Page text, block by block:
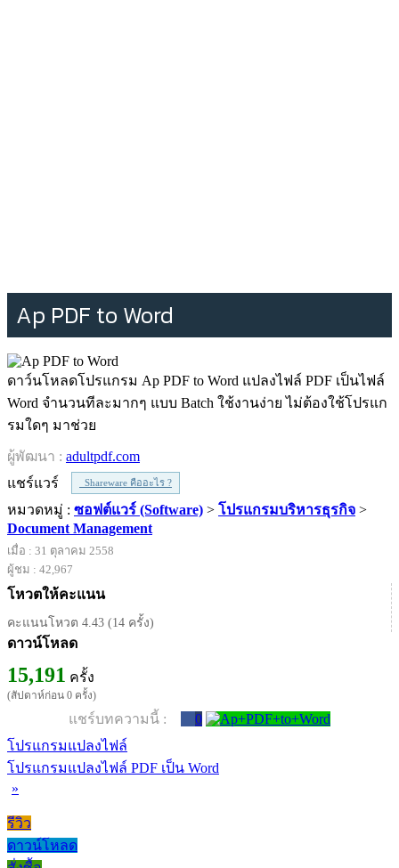
Ap PDF to Word
ดาว์นโหลดโปรแกรม Ap PDF to Word แปลงไฟล์ PDF เป็นไฟล์
Word จำนวนทีละมากๆ แบบ Batch ใช้งานง่าย ไม่ต้องใช้โปรแก
รมใดๆ มาช่วย
ผู้พัฒนา : adultpdf.com
แชร์แวร์
Shareware คืออะไร ?
หมวดหมู่ : ซอฟต์แวร์ (Software) > โปรแกรมบริหารธุรกิจ >
Document Management
เมื่อ : 31 ตุลาคม 2558
ผู้ชม : 42,967
โหวตให้คะแนน
คะแนนโหวต 4.43 (14 ครั้ง)
ดาวน์โหลด
15,191 ครั้ง
(สัปดาห์ก่อน 0 ครั้ง)
แชร์บทความนี้ :
0
โปรแกรมแปลงไฟล์
โปรแกรมแปลงไฟล์ PDF เป็น Word
»
รีวิว
ดาวน์โหลด